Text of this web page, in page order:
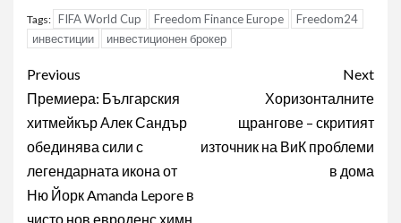
Tags: FIFA World Cup Freedom Finance Europe
Freedom24
инвестиции
инвестиционен брокер
Post
navigation
Previous
Премиера: Българския
хитмейкър Алек Сандър
обединява сили с
легендарната икона от
Ню Йорк Amanda Lepore в
чисто нов евроденс химн
Next
Хоризонталните
щрангове – скритият
източник на ВиК проблеми
в дома